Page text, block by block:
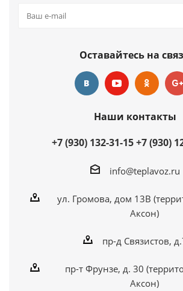
Оставайтесь на
Наши контакты
+7 (930) 132-31-15+7 (930)
info@teplavoz.ru
ул. Громова, дом 13В
Аксон)
пр-д Связистов,
пр-т Фрунзе, д. 30
Аксон)